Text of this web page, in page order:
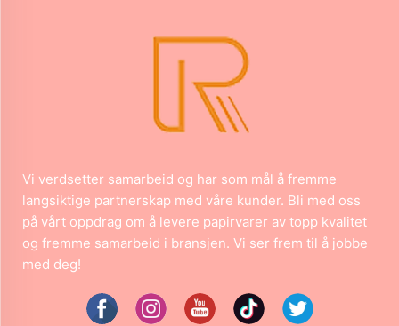
Vi verdsetter samarbeid og har som mål å fremme
langsiktige partnerskap med våre kunder. Bli med oss
på vårt oppdrag om å levere papirvarer av topp kvalitet
og fremme samarbeid i bransjen. Vi ser frem til å jobbe
med deg!